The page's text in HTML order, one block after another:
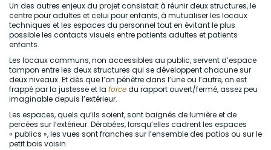
Un des autres enjeux du projet consistait à réunir deux structures, le
centre pour adultes et celui pour enfants, à mutualiser les locaux
techniques et les espaces du personnel tout en évitant le plus
possible les contacts visuels entre patients adultes et patients
enfants.
Les locaux communs, non accessibles au public, servent d’espace
tampon entre les deux structures qui se développent chacune sur
deux niveaux. Et dès que l’on pénètre dans l’une ou l’autre, on est
frappé par la justesse et la forcedu rapport ouvert/fermé, assez peu
imaginable depuis l’extérieur.
Les espaces, quels qu’ils soient, sont baignés de lumière et de
percées sur l’extérieur. Dérobées, lorsqu’elles cadrent les espaces
« publics », les vues sont franches sur l’ensemble des patios ou sur le
petit bois voisin.